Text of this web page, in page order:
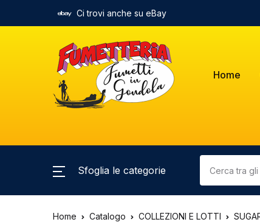
Ci trovi anche su eBay
Home
Sfoglia le categorie
Home Catalogo COLLEZIONI E LOTTI